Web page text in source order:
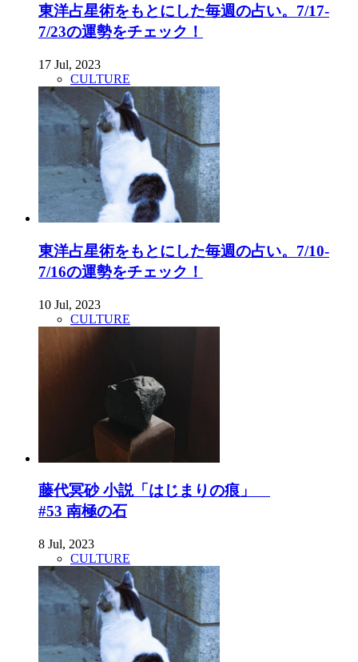
東洋占星術をもとにした毎週の占い。7/17-
7/23の運勢をチェック！
17 Jul, 2023
CULTURE
東洋占星術をもとにした毎週の占い。7/10-
7/16の運勢をチェック！
10 Jul, 2023
CULTURE
藤代冥砂 小説「はじまりの痕」
#53 南極の石
8 Jul, 2023
CULTURE